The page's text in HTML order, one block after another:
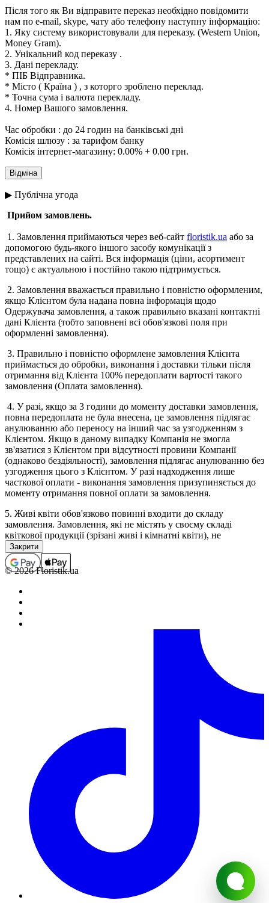
Після того як Ви відправите переказ необхідно повідомити
нам по e-mail, skype, чату або телефону наступну інформацію:
1. Яку систему використовували для переказу. (Western Union,
Money Gram).
2. Унікальний код переказу .
3. Дані перекладу.
* ПІБ Відправника.
* Місто ( Країна ) , з которго зроблено переклад.
* Точна сума і валюта перекладу.
4. Номер Вашого замовлення.
Час обробки : до 24 годин на банківські дні
Комісія шлюзу : за тарифом банку
Комісія інтернет-магазину: 0.00% + 0.00 грн.
▶ Публічна угода
Прийом замовлень.
1. Замовлення приймаються через веб-сайт floristik.ua або за
допомогою будь-якого іншого засобу комунікації з
представлених на сайті. Вся інформація (ціни, асортимент
тощо) є актуальною і постійно такою підтримується.
2. Замовлення вважається правильно і повністю оформленим,
якщо Клієнтом була надана повна інформація щодо
Одержувача замовлення, а також правильно вказані контактні
дані Клієнта (тобто заповнені всі обов'язкові поля при
оформленні замовлення).
3. Правильно і повністю оформлене замовлення Клієнта
приймається до обробки, виконання і доставки тільки після
отримання від Клієнта 100% передоплати вартості такого
замовлення (Оплата замовлення).
4. У разі, якщо за 3 години до моменту доставки замовлення,
повна передоплата не була внесена, це замовлення підлягає
анулюванню або переносу на інший час за узгодженням з
Клієнтом. Якщо в даному випадку Компанія не змогла
зв'язатися з Клієнтом при відсутності провини Компанії
(однаково бездіяльності), замовлення підлягає анулюванню без
узгодження цього з Клієнтом. У разі надходження лише
часткової оплати - виконання замовлення призупиняється до
моменту отримання повної оплати за замовлення.
5. Живі квіти обов'язково повинні входити до складу
замовлення. Замовлення, які не містять у своєму складі
квіткової продукції (зрізані живі і кімнатні квіти), не
приймаються, а помилково прийняті підлягають анулюванню
(з поверненням коштів, якщо замовлення було оплачено). В
окремих випадках виконання замовлень, які не містять у
попереднім погодженням з менеджером.
6. Повністю оформленим і прийнятим до виконання,
вважається замовлення зі статусом "Сплачено".
1. Кожному замовленню присвоюється певний статус, який
2. Статуси замовлень змінюються цілодобово в
автоматичному режимі. У зв'язку з великим навантаженням,
статуси замовлень на 14 лютого і 8 березня,новий рік
змінюються протягом 48 годин з моменту встановленої дати
його виконання.
3. Безпосереднє комплектування замовлення виконується за
кілька годин до зазначеного клієнтом часу доставки, якщо
замовлення було повністю оформлено, оплачено і прийнято у
роботу.
4. Клієнт може змінювати будь-яку інформаційну частину
замовлення до моменту підготовки замовлення (див. П.3.3) за
погодженням з Компанією. Зміни в замовленні, вважаються
узгодженими, після письмового підтвердження з боку
© 2026 Floristik.ua